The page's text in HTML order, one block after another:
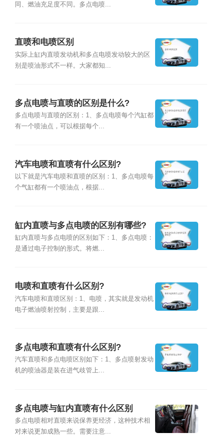
同、燃油充足度不同。多点电喷...
直喷和电喷区别
实际上缸内直喷发动机和多点电喷发动较大的区
别是喷油形式不一样。大家都知...
多点电喷与直喷的区别是什么?
多点电喷与直喷的区别：1、多点电喷每个汽缸都
有一个喷油点，可以根据每个...
汽车电喷和直喷有什么区别?
以下就是汽车电喷和直喷的区别：1、多点电喷每
个气缸都有一个喷油点，根据...
缸内直喷与多点电喷的区别有哪些?
缸内直喷与多点电喷的区别如下：1、多点电喷：
是通过电子控制的形式。将燃...
电喷和直喷有什么区别?
汽车电喷和直喷区别：1、电喷，其实就是发动机
电子燃油喷射控制，主要是跟...
多点电喷和直喷有什么区别?
汽车直喷和多点电喷区别如下：1、多点喷射发动
机的喷油器是装在进气歧管上...
多点电喷与缸内直喷有什么区别
多点电喷相对直喷来说保养更经济，这种技术相
对来说更加成熟一些。需要注意...